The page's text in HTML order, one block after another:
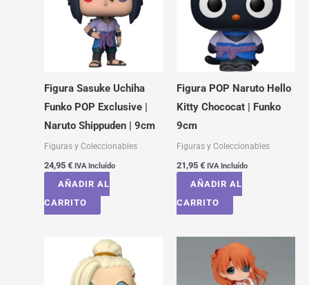
Figura Sasuke Uchiha
Funko POP Exclusive |
Naruto Shippuden | 9cm
Figuras y Coleccionables
24,95 € IVA Incluído
AÑADIR AL
CARRITO
Figura POP Naruto Hello
Kitty Chococat | Funko
9cm
Figuras y Coleccionables
21,95 € IVA Incluído
AÑADIR AL
CARRITO